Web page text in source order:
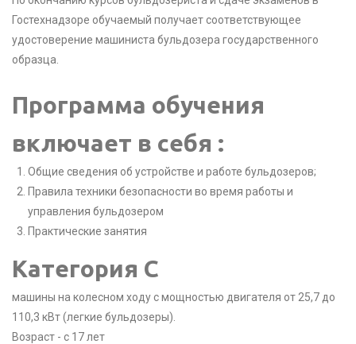
Гостехнадзоре обучаемый получает соответствующее
удостоверение машиниста бульдозера государственного
образца.
Программа обучения
включает в себя :
Общие сведения об устройстве и работе бульдозеров;
Правила техники безопасности во время работы и
управления бульдозером
Практические занятия
Категория C
машины на колесном ходу с мощностью двигателя от 25,7 до
110,3 кВт (легкие бульдозеры).
Возраст - с 17 лет